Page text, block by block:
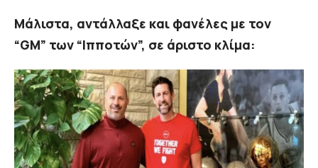
Μάλιστα, αντάλλαξε και φανέλες με τον
“GM” των “Ιπποτών”, σε άριστο κλίμα: